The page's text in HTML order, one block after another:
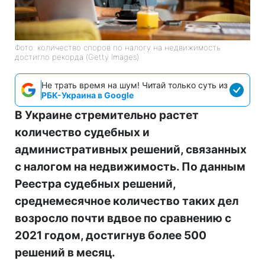
Фото: количество споров по налогу на недвижимость
достигло рекорда (Getty Images)
Не трать время на шум! Читай только суть из
РБК-Украина в Google
В Украине стремительно растет
количество судебных и
административных решений, связанных
с налогом на недвижимость. По данным
Реестра судебных решений,
среднемесячное количество таких дел
возросло почти вдвое по сравнению с
2021 годом, достигнув более 500
решений в месяц.